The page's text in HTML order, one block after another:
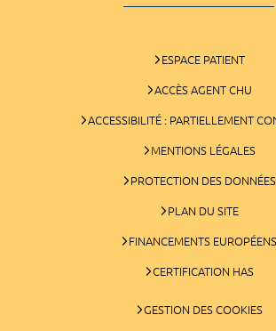
ESPACE PATIENT
ACCÈS AGENT CHU
ACCESSIBILITÉ : PARTIELLEMENT
MENTIONS LÉGALES
PROTECTION DES DONNÉES
PLAN DU SITE
FINANCEMENTS EUROPÉENS
CERTIFICATION HAS
GESTION DES COOKIES